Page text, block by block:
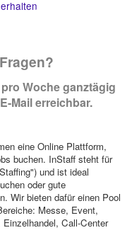
Woche ganztägig
Mail erreichbar.
eine Online Plattform,
buchen. InStaff steht für
und ist ideal
oder gute
Wir bieten dafür einen Pool
Messe, Event,
Call-Center